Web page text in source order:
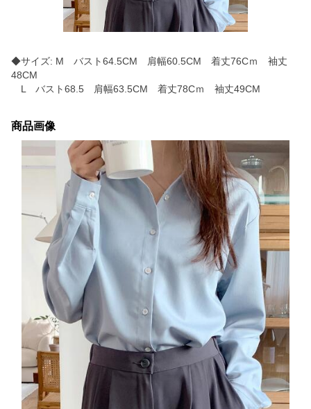
◆サイズ: M バスト64.5CM 肩幅60.5CM 着丈76Cｍ 袖丈
48CM
L バスト68.5 肩幅63.5CM 着丈78Cｍ 袖丈49CM
商品画像